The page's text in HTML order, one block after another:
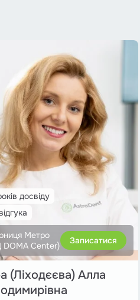
досвіду
Метро
DOMA Center)
Записатися
(Ліходєєва) Алла